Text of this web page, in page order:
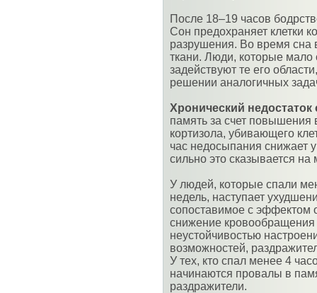
После 18–19 часов
Сон предохраняет клетки
разрушения. Во время сна
ткани. Люди, которые мало
задействуют те его
решении аналогичных
Хронический недостаток
память за счет повышения
кортизола, убивающего
час недосыпания снижает
сильно это сказывается на
У людей, которые спали
недель, наступает
сопоставимое с эффектом
снижение
неустойчивостью
возможностей,
У тех, кто спал менее 4
начинаются провалы в
раздражители.